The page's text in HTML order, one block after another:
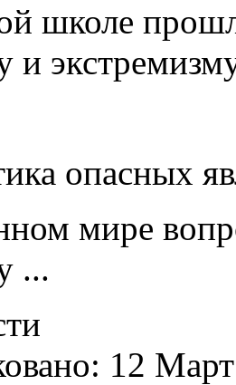
школе
и
опасных
мире
...
12